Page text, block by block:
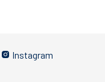
Instagram